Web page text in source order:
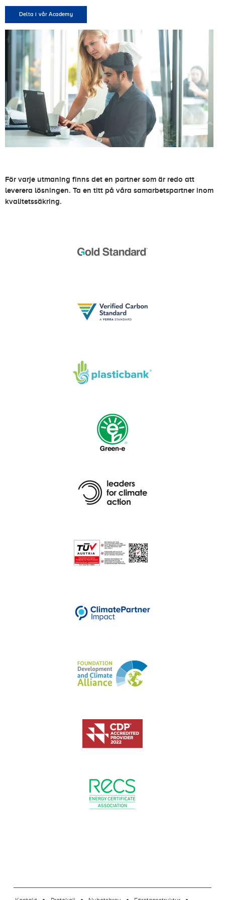
Delta i vår Academy
För varje utmaning finns det en partner som är redo att
leverera lösningen. Ta en titt på våra samarbetspartner inom
kvalitetssäkring.